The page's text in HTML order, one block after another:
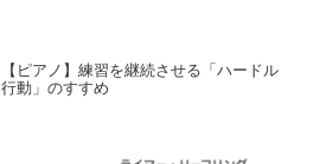
【ピアノ】練習を継続させる「ハードル
行動」のすすめ